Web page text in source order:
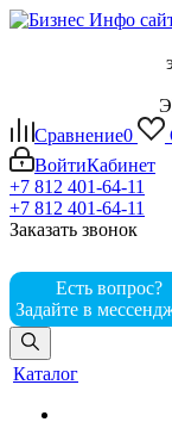
Сравнение0
ВойтиКабинет
+7 812 401-64-11
+7 812 401-64-11
Заказать звонок
Есть вопрос?
Задайте в
Каталог